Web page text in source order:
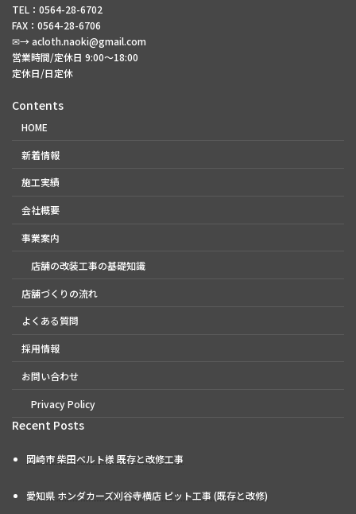
TEL：0564-28-6702
FAX：0564-28-6706
✉→ acloth.naoki@gmail.com
営業時間/定休日 9:00～18:00
定休日/日定休
Contents
HOME
新着情報
施工実績
会社概要
事業案内
店舗の改装工事の基礎知識
店舗づくりの流れ
よくある質問
採用情報
お問い合わせ
Privacy Policy
Recent Posts
岡崎市 柴田ベルト様 既存と改修工事
愛知県 ホンダカーズ刈谷寺横店 ピット工事 (既存と改修)